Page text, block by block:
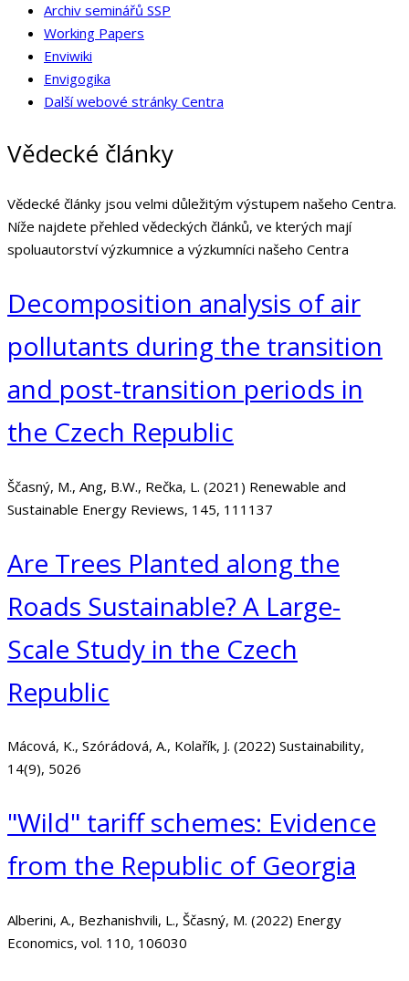
Archiv seminářů SSP
Working Papers
Enviwiki
Envigogika
Další webové stránky Centra
Vědecké články
Vědecké články jsou velmi důležitým výstupem našeho Centra.
Níže najdete přehled vědeckých článků, ve kterých mají
spoluautorství výzkumnice a výzkumníci našeho Centra
Decomposition analysis of air
pollutants during the transition
and post-transition periods in
the Czech Republic
Ščasný, M., Ang, B.W., Rečka, L. (2021) Renewable and
Sustainable Energy Reviews, 145, 111137
Are Trees Planted along the
Roads Sustainable? A Large-
Scale Study in the Czech
Republic
Mácová, K., Szórádová, A., Kolařík, J. (2022) Sustainability,
14(9), 5026
"Wild" tariff schemes: Evidence
from the Republic of Georgia
Alberini, A., Bezhanishvili, L., Ščasný, M. (2022) Energy
Economics, vol. 110, 106030